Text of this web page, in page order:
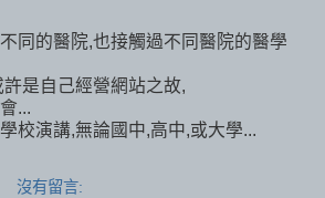
同的醫院,也接觸過不同醫院的醫學
是自己經營網站之故,
...
校演講,無論國中,高中,或大學...
沒有留言: